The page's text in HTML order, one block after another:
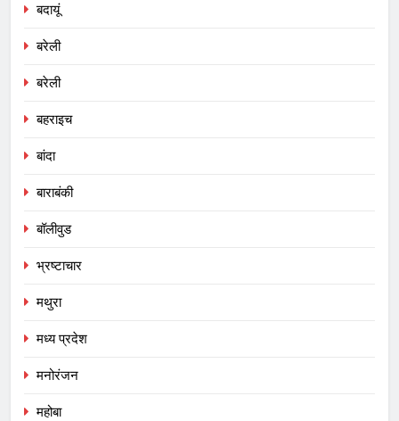
बदायूं
बरेली
बरेली
बहराइच
बांदा
बाराबंकी
बॉलीवुड
भ्रष्टाचार
मथुरा
मध्य प्रदेश
मनोरंजन
महोबा